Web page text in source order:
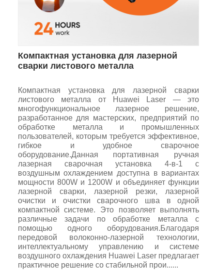
Компактная установка для лазерной
сварки листового металла
Компактная установка для лазерной сварки
листового металла от Huawei Laser — это
многофункциональное лазерное решение,
разработанное для мастерских, предприятий по
обработке металла и промышленных
пользователей, которым требуется эффективное,
гибкое и удобное сварочное
оборудование.Данная портативная ручная
лазерная сварочная установка 4-в-1 с
воздушным охлаждением доступна в вариантах
мощности 800W и 1200W и объединяет функции
лазерной сварки, лазерной резки, лазерной
очистки и очистки сварочного шва в одной
компактной системе. Это позволяет выполнять
различные задачи по обработке металла с
помощью одного оборудования.Благодаря
передовой волоконно-лазерной технологии,
интеллектуальному управлению и системе
воздушного охлаждения Huawei Laser предлагает
практичное решение со стабильной прои......